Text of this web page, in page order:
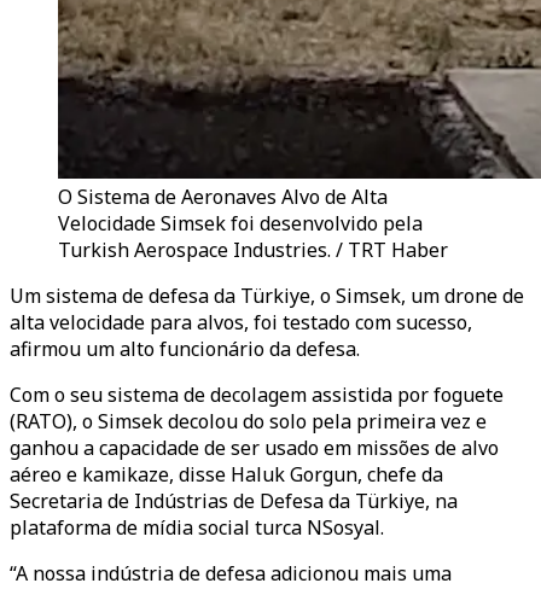
O Sistema de Aeronaves Alvo de Alta
Velocidade Simsek foi desenvolvido pela
Turkish Aerospace Industries. / TRT Haber
Um sistema de defesa da Türkiye, o Simsek, um drone de
alta velocidade para alvos, foi testado com sucesso,
afirmou um alto funcionário da defesa.
Com o seu sistema de decolagem assistida por foguete
(RATO), o Simsek decolou do solo pela primeira vez e
ganhou a capacidade de ser usado em missões de alvo
aéreo e kamikaze, disse Haluk Gorgun, chefe da
Secretaria de Indústrias de Defesa da Türkiye, na
plataforma de mídia social turca NSosyal.
“A nossa indústria de defesa adicionou mais uma